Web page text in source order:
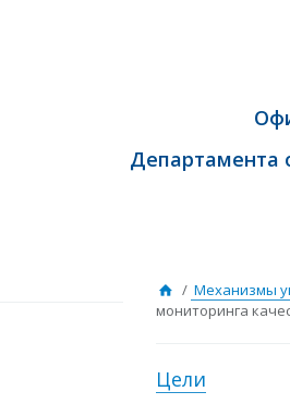
Департамента
/ Механизмы
мониторинга
Цели